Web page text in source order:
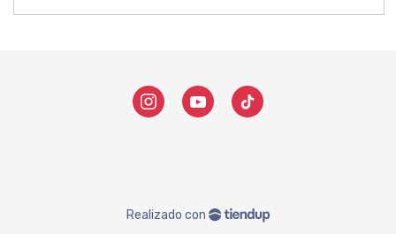
Realizado con